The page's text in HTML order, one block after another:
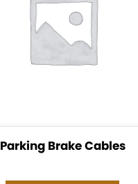
Parking Brake Cables